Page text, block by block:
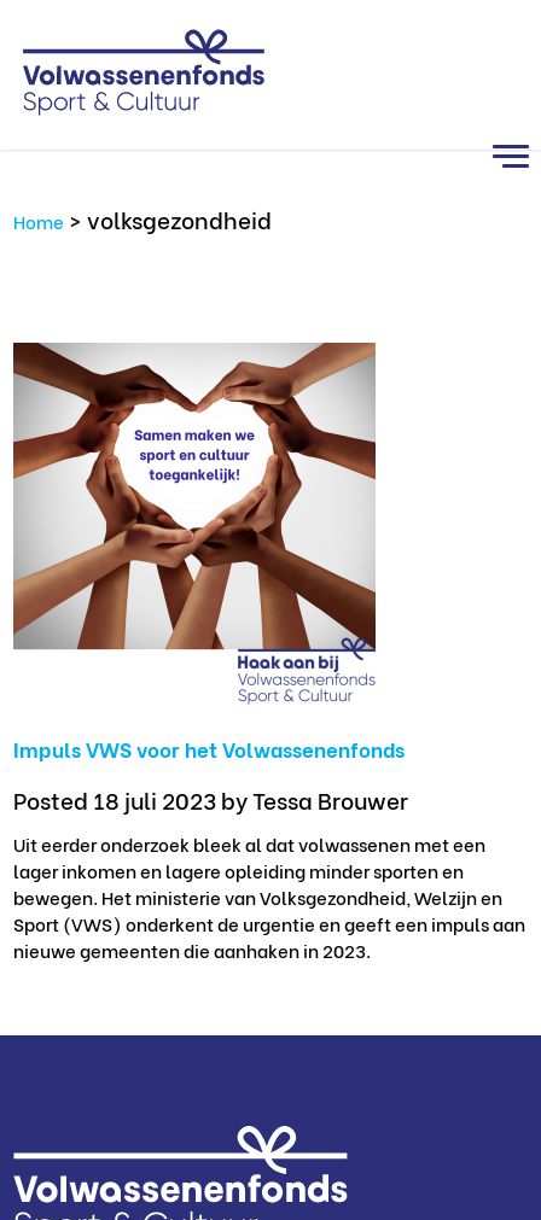
Home >volksgezondheid
Impuls VWS voor het Volwassenenfonds
Posted 18 juli 2023by Tessa Brouwer
Uit eerder onderzoek bleek al dat volwassenen met een
lager inkomen en lagere opleiding minder sporten en
bewegen. Het ministerie van Volksgezondheid, Welzijn en
Sport (VWS) onderkent de urgentie en geeft een impuls aan
nieuwe gemeenten die aanhaken in 2023.